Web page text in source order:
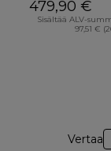
479,90 €
Sisältää ALV-
97,51 €
Vertaa